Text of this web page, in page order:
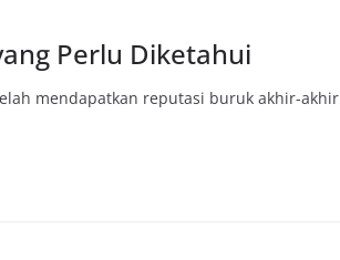
Perlu Diketahui
mendapatkan reputasi buruk akhir-akhir